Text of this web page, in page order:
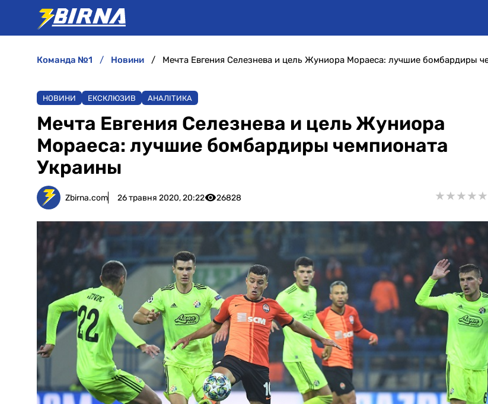
команда №1 новини
НОВИНИ ЕКСКЛЮЗИВ АНАЛІТИКА
Мечта Евгения Селезнева и цель Жуниора
Мораеса: лучшие бомбардиры чемпионата
Украины
Zbirna.com 26 травня 2020, 20:22 26828 ★★★★★
★★★★★